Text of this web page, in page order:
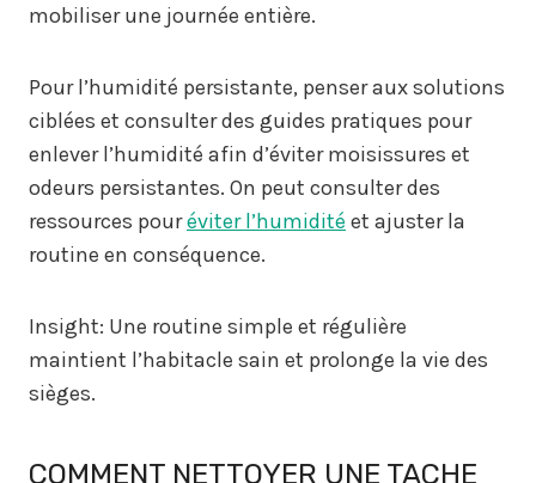
mobiliser une journée entière.
Pour l’humidité persistante, penser aux solutions
ciblées et consulter des guides pratiques pour
enlever l’humidité afin d’éviter moisissures et
odeurs persistantes. On peut consulter des
ressources pouréviter l’humidité et ajuster la
routine en conséquence.
Insight: Une routine simple et régulière
maintient l’habitacle sain et prolonge la vie des
sièges.
COMMENT NETTOYER UNE TACHE